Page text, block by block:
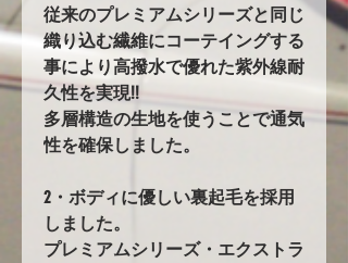
従来のプレミアムシリーズと同じ
織り込む繊維にコーテイングする
事により高撥水で優れた紫外線耐
久性を実現!!
多層構造の生地を使うことで通気
性を確保しました。
2・ボディに優しい裏起毛を採用
しました。
プレミアムシリーズ・エクストラ